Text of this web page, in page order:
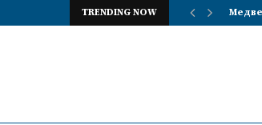
TRENDING NOW